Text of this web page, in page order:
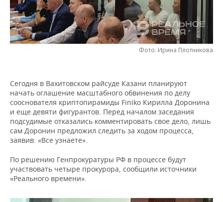
НЕФТЕХИМИЯ
НЕФТЬ
РОЗНИЧНАЯ ТОРГОВЛЯ
ТРАНСПОРТ
НОВОСТИ ТЕХНОЛОГИЙ
IT
ТЕЛЕКОММУНИКАЦИИ
МЕРОПРИЯТИЯ
НОВОСТИ МЕРОПРИЯТИЙ
БИЗНЕС-БРАНЧИ
ONLINE-КОНФЕРЕНЦИИ
ОТКРЫТАЯ ЛЕКЦИЯ
СПОРТ
ФУТБОЛ
ХОККЕЙ
БАСКЕТБОЛ
ВОЛЕЙБОЛ
КИБЕРСПОРТ
НОВОСТИ ОБЩЕСТВА
ВЛАСТЬ
ИНФРАСТРУКТУРА
ИСТОРИЯ
КУЛЬТУРА
ФОТОГАЛЕРЕЯ
СЮЖЕТЫ
СПРАВОЧНИК
СПИСОК ПЕРСОН
СПИСОК КОМПАНИЙ
ПОЛНАЯ ВЕРСИЯ
Фото: Ирина Плотникова
Сегодня в Вахитовском райсуде Казани планируют
начать оглашение масштабного обвинения по делу
сооснователя криптопирамиды Finiko Кирилла Доронина
и еще девяти фигурантов. Перед началом заседания
подсудимые отказались комментировать свое дело, лишь
сам Доронин предложил следить за ходом процесса,
заявив: «Все узнаете».
По решению Генпрокуратуры РФ в процессе будут
участвовать четыре прокурора, сообщили источники
«Реального времени».